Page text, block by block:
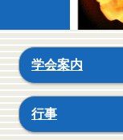
学会案内
行事